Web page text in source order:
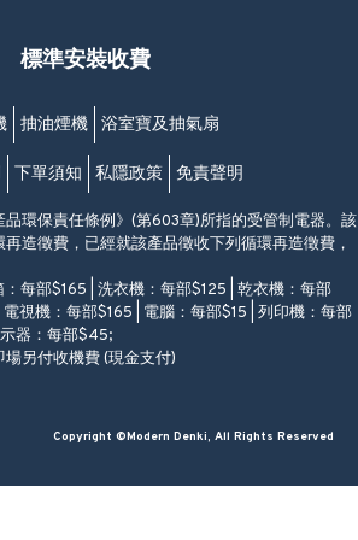
28號
小巴)
標準安裝收費
抽油煙機 浴室寶及抽氣扇
下單須知 私隱政策 免責聲明
環保責任條例》(第603章)所指的受管制電器。該
造徵費，已經就該產品徵收下列循環再造徵費，
每部$165 | 洗衣機：每部$125 | 乾衣機：每部
視機：每部$165 | 電腦：每部$15 | 列印機：每部
器：每部$45;
另付收機費 (現金支付)
Copyright ©Modern Denki, All Rights Reserved